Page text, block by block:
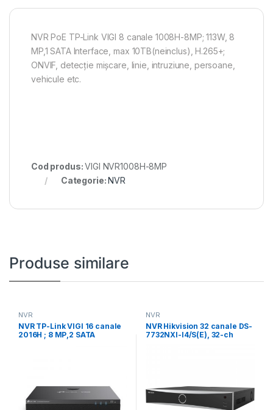
NVR PoE TP-Link VIGI 8 canale 1008H-8MP; 113W, 8
MP,1 SATA Interface, max 10TB(neinclus), H.265+;
ONVIF, detecție mișcare, linie, intruziune, persoane,
vehicule etc.
Cod produs:VIGI NVR1008H-8MP
Categorie:NVR
Produse similare
NVR
NVR TP-Link VIGI 16 canale
2016H ; 8 MP,2 SATA
NVR
NVR Hikvision 32 canale DS-
7732NXI-I4/S(E), 32-ch